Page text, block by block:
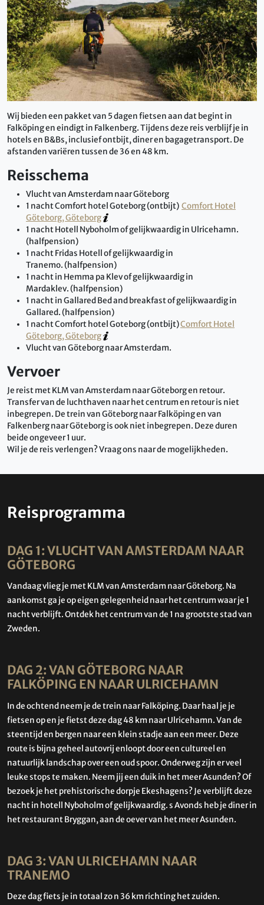
Wij bieden een pakket van 5 dagen fietsen aan dat begint in
Falköping en eindigt in Falkenberg. Tijdens deze reis verblijf je in
hotels en B&Bs, inclusief ontbijt, diner en bagagetransport. De
afstanden variëren tussen de 36 en 48 km.
Reisschema
Vlucht van Amsterdam naar Göteborg
1 nacht Comfort hotel Goteborg (ontbijt) Comfort Hotel
Göteborg, Göteborg
1 nacht Hotell Nyboholm of gelijkwaardig in Ulricehamn.
(halfpension)
1 nacht Fridas Hotell of gelijkwaardig in
Tranemo. (halfpension)
1 nacht in Hemma pa Klev of gelijkwaardig in
Mardaklev. (halfpension)
1 nacht in Gallared Bed and breakfast of gelijkwaardig in
Gallared. (halfpension)
1 nacht Comfort hotel Goteborg (ontbijt)Comfort Hotel
Göteborg, Göteborg
Vlucht van Göteborg naar Amsterdam.
Vervoer
Je reist met KLM van Amsterdam naar Göteborg en retour.
Transfer van de luchthaven naar het centrum en retour is niet
inbegrepen. De trein van Göteborg naar Falköping en van
Falkenberg naar Göteborg is ook niet inbegrepen. Deze duren
beide ongeveer 1 uur.
Wil je de reis verlengen? Vraag ons naar de mogelijkheden.
Reisprogramma
DAG 1: VLUCHT VAN AMSTERDAM NAAR
GÖTEBORG
Vandaag vlieg je met KLM van Amsterdam naar Göteborg. Na
aankomst ga je op eigen gelegenheid naar het centrum waar je 1
nacht verblijft. Ontdek het centrum van de 1 na grootste stad van
Zweden.
DAG 2: VAN GÖTEBORG NAAR
FALKÖPING EN NAAR ULRICEHAMN
In de ochtend neem je de trein naar Falköping. Daar haal je je
fietsen op en je fietst deze dag 48 km naar Ulricehamn. Van de
steentijd en bergen naar een klein stadje aan een meer. Deze
route is bijna geheel autovrij enloopt door een cultureel en
natuurlijk landschap over een oud spoor. Onderweg zijn er veel
leuke stops te maken. Neem jij een duik in het meer Asunden? Of
bezoek je het prehistorische dorpje Ekeshagens? Je verblijft deze
nacht in hotell Nyboholm of gelijkwaardig. s Avonds heb je diner in
het restaurant Bryggan, aan de oever van het meer Asunden.
DAG 3: VAN ULRICEHAMN NAAR
TRANEMO
Deze dag fiets je in totaal zo n 36 km richting het zuiden.